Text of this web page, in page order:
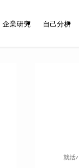
企業研究 自己分析
就活